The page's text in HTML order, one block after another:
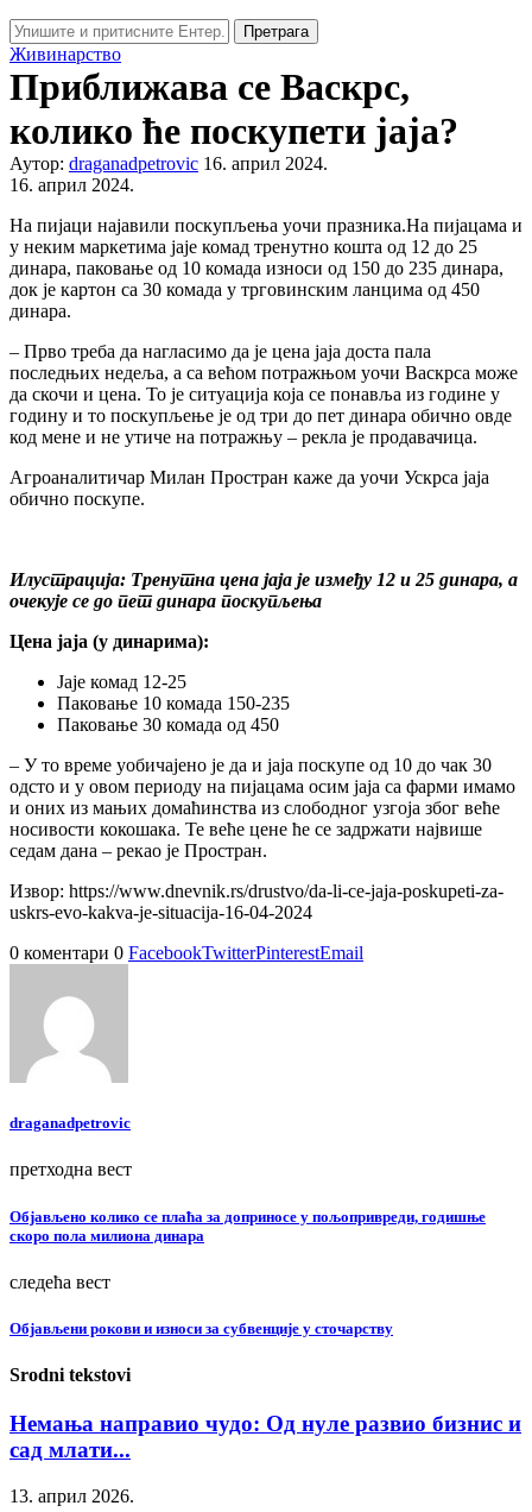
Претрага
Живинарство
Приближава се Васкрс,
колико ће поскупети јаја?
Аутор: draganadpetrovic 16. април 2024.
16. април 2024.
На пијаци најавили поскупљења уочи празника.На пијацама и
у неким маркетима јаје комад тренутно кошта од 12 до 25
динара, паковање од 10 комада износи од 150 до 235 динара,
док је картон са 30 комада у трговинским ланцима од 450
динара.
– Прво треба да нагласимо да је цена јаја доста пала
последњих недеља, а са већом потражњом уочи Васкрса може
да скочи и цена. То је ситуација која се понавља из године у
годину и то поскупљење је од три до пет динара обично овде
код мене и не утиче на потражњу – рекла је продавачица.
Агроаналитичар Милан Простран каже да уочи Ускрса јаја
обично поскупе.
Илустрација: Тренутна цена јаја је између 12 и 25 динара, а
очекује се до пет динара поскупљења
Цена јаја (у динарима):
Јаје комад 12-25
Паковање 10 комада 150-235
Паковање 30 комада од 450
– У то време уобичајено је да и јаја поскупе од 10 до чак 30
одсто и у овом периоду на пијацама осим јаја са фарми имамо
и оних из мањих домаћинства из слободног узгоја због веће
носивости кокошака. Те веће цене ће се задржати највише
седам дана – рекао је Простран.
Извор: https://www.dnevnik.rs/drustvo/da-li-ce-jaja-poskupeti-za-
uskrs-evo-kakva-je-situacija-16-04-2024
0 коментари 0 FacebookTwitterPinterestEmail
draganadpetrovic
претходна вест
Објављено колико се плаћа за доприносе у пољопривреди, годишње
скоро пола милиона динара
следећа вест
Објављени рокови и износи за субвенције у сточарству
Srodni tekstovi
Немања направио чудо: Од нуле развио бизнис и
сад млати...
13. април 2026.